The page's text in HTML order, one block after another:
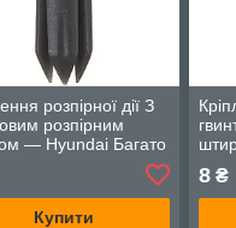
розпірної дії З
розпірним
— Hyundai Багато
Купити
8 ₴